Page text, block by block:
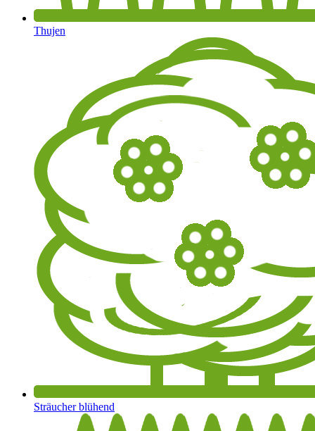
Thujen
Sträucher blühend